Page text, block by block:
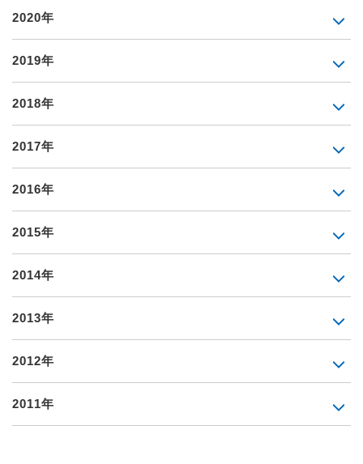
2020年
2019年
2018年
2017年
2016年
2015年
2014年
2013年
2012年
2011年